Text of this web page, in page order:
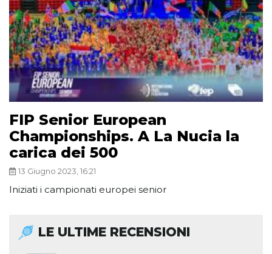
FIP Senior European
Championships. A La Nucia la
carica dei 500
13 Giugno 2023, 16:21
Iniziati i campionati europei senior
LE ULTIME RECENSIONI